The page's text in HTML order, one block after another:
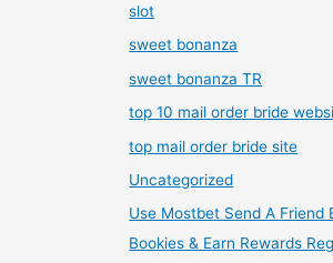
slot
sweet bonanza
sweet bonanza TR
top 10 mail order bride
top mail order bride site
Uncategorized
Use Mostbet Send A Friend
Bookies & Earn Rewards